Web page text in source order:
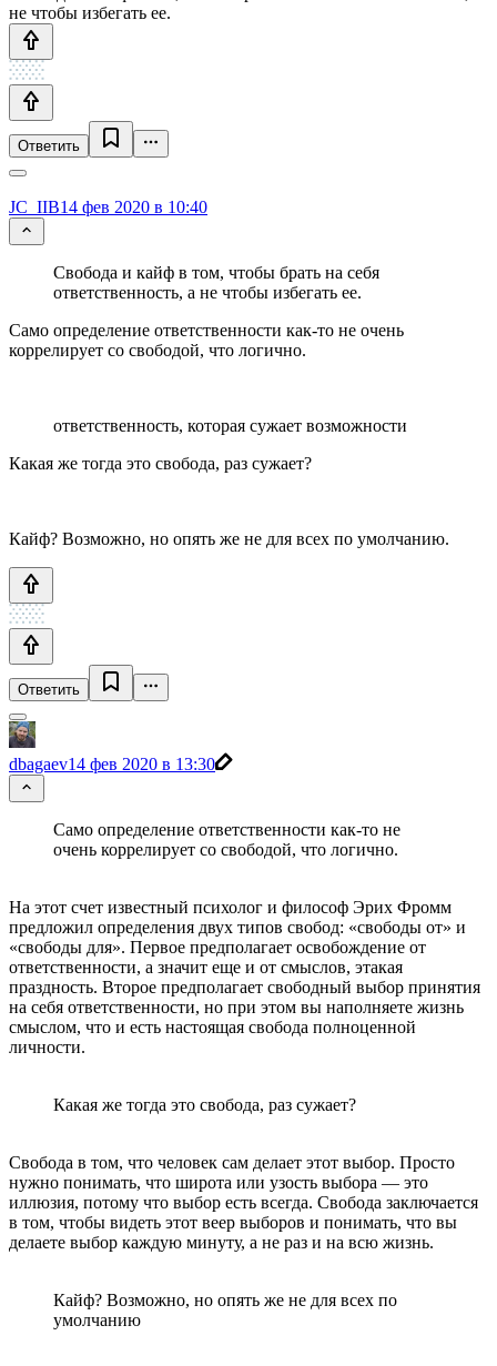
не чтобы избегать ее.
Ответить
JC_IIB14 фев 2020 в 10:40
Свобода и кайф в том, чтобы брать на себя
ответственность, а не чтобы избегать ее.
Само определение ответственности как-то не очень
коррелирует со свободой, что логично.
ответственность, которая сужает возможности
Какая же тогда это свобода, раз сужает?
Кайф? Возможно, но опять же не для всех по умолчанию.
Ответить
dbagaev14 фев 2020 в 13:30
Само определение ответственности как-то не
очень коррелирует со свободой, что логично.
На этот счет известный психолог и философ Эрих Фромм
предложил определения двух типов свобод: «свободы от» и
«свободы для». Первое предполагает освобождение от
ответственности, а значит еще и от смыслов, этакая
праздность. Второе предполагает свободный выбор принятия
на себя ответственности, но при этом вы наполняете жизнь
смыслом, что и есть настоящая свобода полноценной
личности.
Какая же тогда это свобода, раз сужает?
Свобода в том, что человек сам делает этот выбор. Просто
нужно понимать, что широта или узость выбора — это
иллюзия, потому что выбор есть всегда. Свобода заключается
в том, чтобы видеть этот веер выборов и понимать, что вы
делаете выбор каждую минуту, а не раз и на всю жизнь.
Кайф? Возможно, но опять же не для всех по
умолчанию